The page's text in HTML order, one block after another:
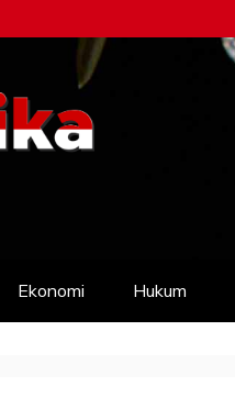
Ekonomi Hukum